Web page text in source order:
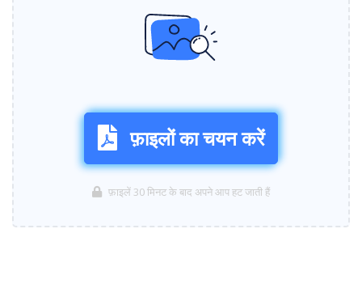
फ़ाइलों का चयन करें
फ़ाइलें 30 मिनट के बाद अपने आप हट जाती हैं